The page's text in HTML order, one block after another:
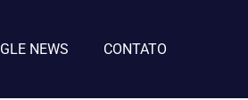
NEWS CONTATO